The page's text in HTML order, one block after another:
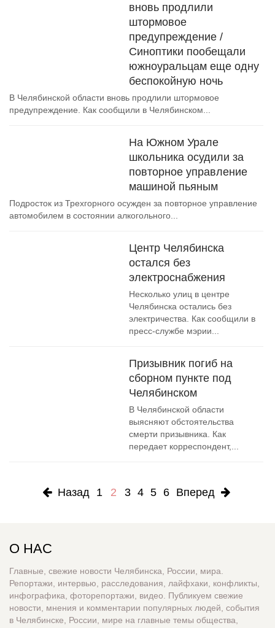
вновь продлили
штормовое
предупреждение /
Синоптики пообещали
южноуральцам еще одну
беспокойную ночь
В Челябинской области вновь продлили штормовое
предупреждение. Как сообщили в Челябинском...
На Южном Урале
школьника осудили за
повторное управление
машиной пьяным
Подросток из Трехгорного осужден за повторное управление
автомобилем в состоянии алкогольного...
Центр Челябинска
остался без
электроснабжения
Несколько улиц в центре
Челябинска остались без
электричества. Как сообщили в
пресс-службе мэрии...
Призывник погиб на
сборном пункте под
Челябинском
В Челябинской области
выясняют обстоятельства
смерти призывника. Как
передает корреспондент,...
Назад 1 2 3 4 5 6 Вперед
О НАС
Главные, свежие новости Челябинска, России, мира.
Репортажи, интервью, расследования, лайфхаки, конфликты,
инфографика, фоторепортажи, видео. Публикуем свежие
новости, мнения и комментарии популярных людей, события
в Челябинске, России, мире на главные темы общества,